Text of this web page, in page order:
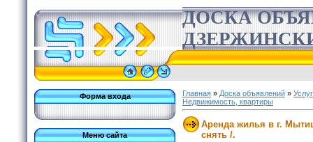
ДОСКА
Форма входа
Меню сайта
Главная » Доска объявлений »
Недвижимость, квартиры
Аренда жилья в г.
снять /.